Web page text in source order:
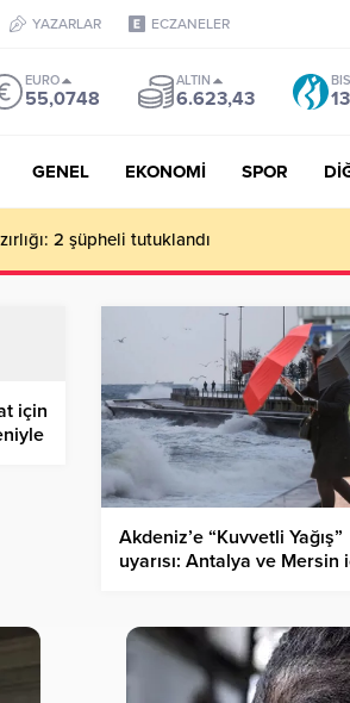
YAZARLAR ECZANELER
EURO
55,0748
ALTIN
6.623,43
GENEL EKONOMİ SPOR
Haluk Levent ve Ekibine gözaltı
için
Akdeniz’e “Kuvvetli Yağış”
uyarısı: Antalya ve Mersin